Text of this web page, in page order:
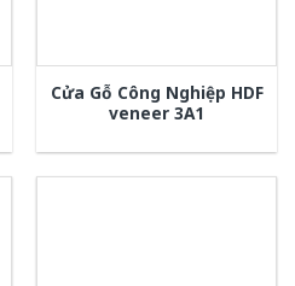
Cửa Gỗ Công Nghiệp HDF
veneer 3A1